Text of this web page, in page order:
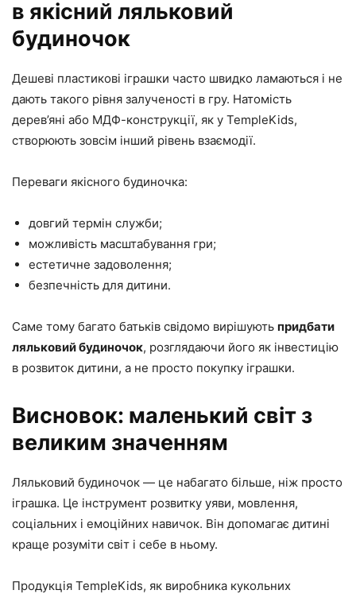
в якісний ляльковий
будиночок
Дешеві пластикові іграшки часто швидко ламаються і не
дають такого рівня залученості в гру. Натомість
дерев’яні або МДФ-конструкції, як у TempleKids,
створюють зовсім інший рівень взаємодії.
Переваги якісного будиночка:
довгий термін служби;
можливість масштабування гри;
естетичне задоволення;
безпечність для дитини.
Саме тому багато батьків свідомо вирішують придбати
ляльковий будиночок, розглядаючи його як інвестицію
в розвиток дитини, а не просто покупку іграшки.
Висновок: маленький світ з
великим значенням
Ляльковий будиночок — це набагато більше, ніж просто
іграшка. Це інструмент розвитку уяви, мовлення,
соціальних і емоційних навичок. Він допомагає дитині
краще розуміти світ і себе в ньому.
Продукція TempleKids, як виробника кукольних